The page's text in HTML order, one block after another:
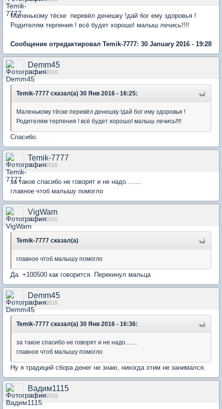
Маленькому тёске перевёл денешку !дай бог ему здоровья !
Родителям терпения ! всё будет хорошо! малыш лечись!!!!
Сообщение отредактировал Temik-7777: 30 January 2016 - 19:28
Demm45
30 Jan 2016
Temik-7777 сказал(а) 30 Янв 2016 - 16:25:
Маленькому тёске перевёл денешку !дай бог ему здоровья !
Родителям терпения ! всё будет хорошо! малыш лечись!!!!
Cпасибо.
Temik-7777
30 Jan 2016
за такое спасибо не говорят и не надо........
главное чтоб малышу помогло
VigWam
30 Jan 2016
Temik-7777 сказал(а)
главное чтоб малышу помогло
Да. +100500 как говорится. Перекинул мальца
Demm45
30 Jan 2016
Temik-7777 сказал(а) 30 Янв 2016 - 16:36:
за такое спасибо не говорят и не надо........
главное чтоб малышу помогло
Ну я традиций сбора денег не знаю, никогда этим не занимался.
Вадим1115
01 Feb 2016